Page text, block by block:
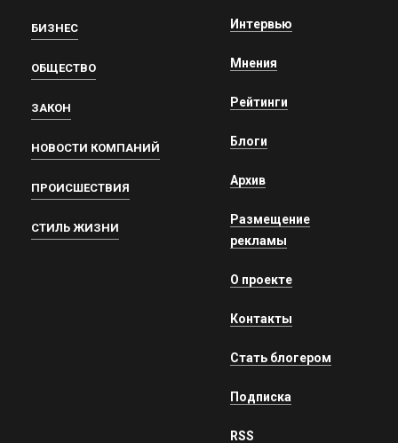
БИЗНЕС
ОБЩЕСТВО
ЗАКОН
НОВОСТИ КОМПАНИЙ
ПРОИСШЕСТВИЯ
СТИЛЬ ЖИЗНИ
Интервью
Мнения
Рейтинги
Блоги
Архив
Размещение
рекламы
О проекте
Контакты
Стать блогером
Подписка
RSS